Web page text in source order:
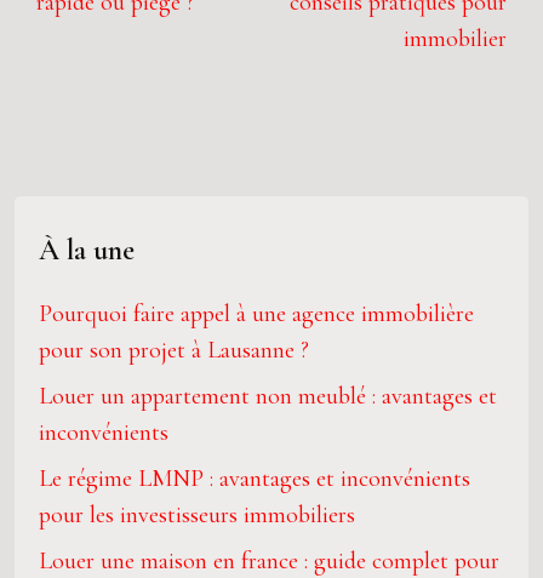
immobilier
À la une
Pourquoi faire appel à une agence immobilière
pour son projet à Lausanne ?
Louer un appartement non meublé : avantages et
inconvénients
Le régime LMNP : avantages et inconvénients
pour les investisseurs immobiliers
Louer une maison en france : guide complet pour